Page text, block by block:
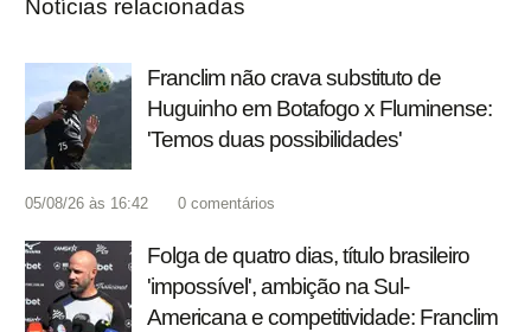
Notícias relacionadas
Franclim não crava substituto de
Huguinho em Botafogo x Fluminense:
'Temos duas possibilidades'
05/08/26 às 16:42 0 comentários
Folga de quatro dias, título brasileiro
'impossível', ambição na Sul-
Americana e competitividade: Franclim